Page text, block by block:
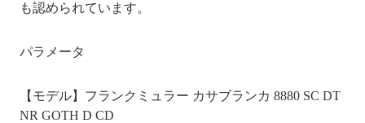
も認められています。
パラメータ
【モデル】フランクミュラー カサブランカ 8880 SC DT
NR GOTH D CD